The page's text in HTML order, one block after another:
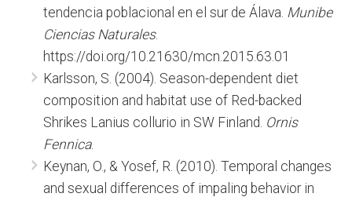
tendencia poblacional en el sur de Álava. Munibe
Ciencias Naturales.
https://doi.org/10.21630/mcn.2015.63.01
Karlsson, S. (2004). Season-dependent diet
composition and habitat use of Red-backed
Shrikes Lanius collurio in SW Finland. Ornis
Fennica.
Keynan, O., & Yosef, R. (2010). Temporal changes
and sexual differences of impaling behavior in